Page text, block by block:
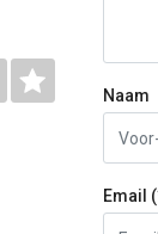
Naam
Email